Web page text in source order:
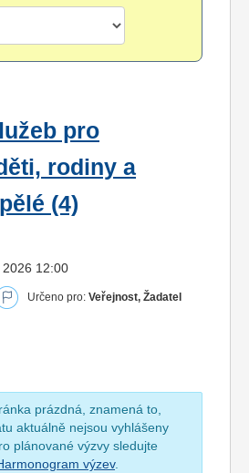
pro
rodiny a
(4)
12:00
Určeno pro: Veřejnost, Žadatel
prázdná, znamená to,
aktuálně nejsou vyhlášeny
plánované výzvy sledujte
výzev.